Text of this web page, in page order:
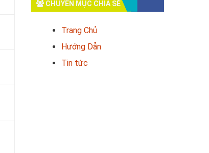
CHUYÊN MỤC CHIA SẺ
Trang Chủ
Hướng Dẫn
Tin tức